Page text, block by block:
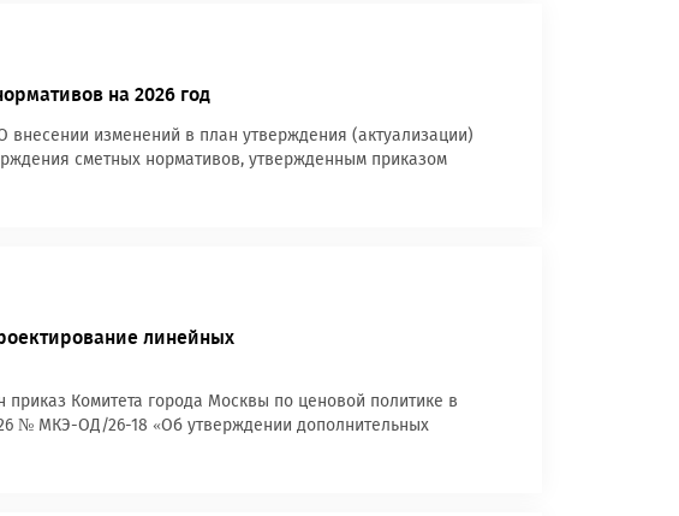
на 2026 год
изменений в план утверждения (актуализации)
сметных нормативов, утвержденным приказом
линейных
Комитета города Москвы по ценовой политике в
№ МКЭ-ОД/26-18 «Об утверждении дополнительных